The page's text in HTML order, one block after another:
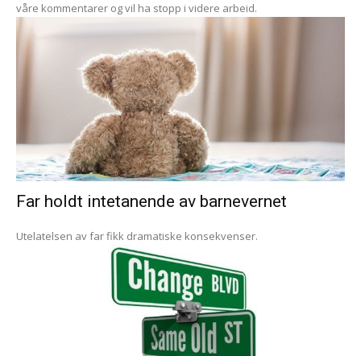
våre kommentarer og vil ha stopp i videre arbeid.
Far holdt intetanende av barnevernet
Utelatelsen av far fikk dramatiske konsekvenser.